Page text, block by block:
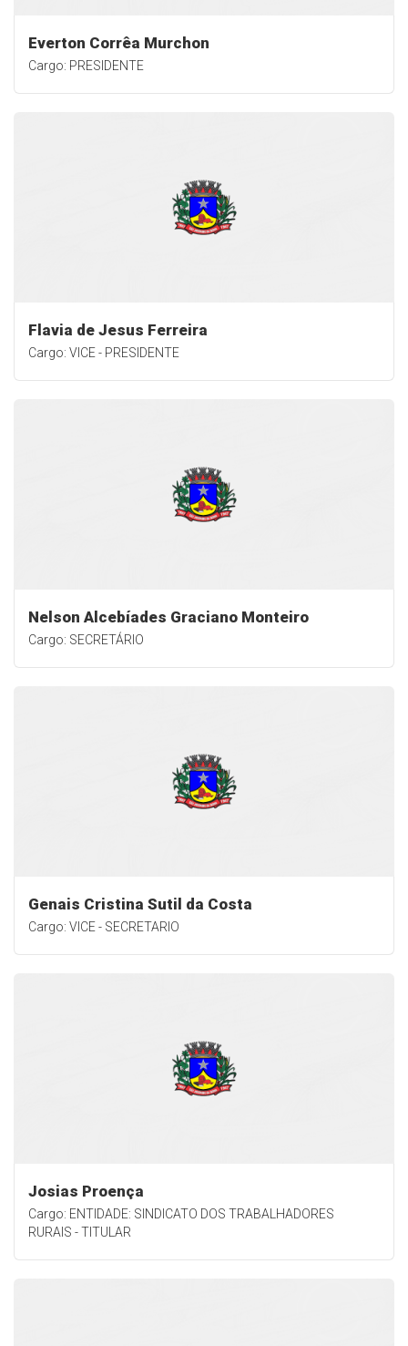
Everton Corrêa Murchon
Cargo: PRESIDENTE
Flavia de Jesus Ferreira
Cargo: VICE - PRESIDENTE
Nelson Alcebíades Graciano Monteiro
Cargo: SECRETÁRIO
Genais Cristina Sutil da Costa
Cargo: VICE - SECRETARIO
Josias Proença
Cargo: ENTIDADE: SINDICATO DOS TRABALHADORES
RURAIS - TITULAR